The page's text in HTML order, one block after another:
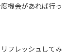
機会があれば行っ
フレッシュしてみ